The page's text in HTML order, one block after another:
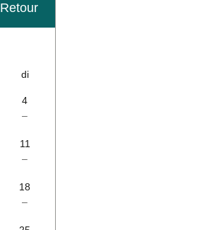
Retour
di
4
–
11
–
18
–